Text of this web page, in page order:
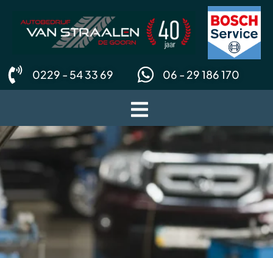
0229 - 54 33 69 06 - 29 186 170